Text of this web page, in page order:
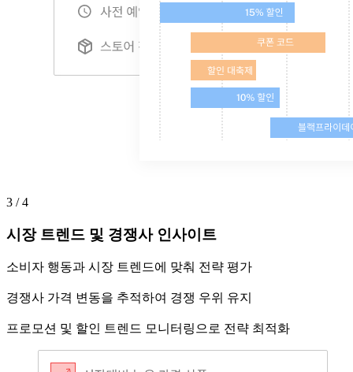
3 / 4
시장 트렌드 및 경쟁사 인사이트
소비자 행동과 시장 트렌드에 맞춰 전략 평가
경쟁사 가격 변동을 추적하여 경쟁 우위 유지
프로모션 및 할인 트렌드 모니터링으로 전략 최적화